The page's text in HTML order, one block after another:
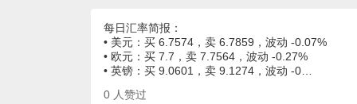
每日汇率简报：
• 美元：买 6.7574，卖 6.7859，波动 -0.07%
• 欧元：买 7.7，卖 7.7564，波动 -0.27%
• 英镑：买 9.0601，卖 9.1274，波动 -0…
0 人赞过